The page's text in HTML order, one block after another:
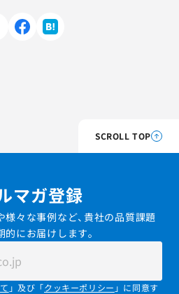
SCROLL TOP
マガ登録
々な事例など、貴社の品質課題
にお届けします。
」及び「クッキーポリシー 」に同意す